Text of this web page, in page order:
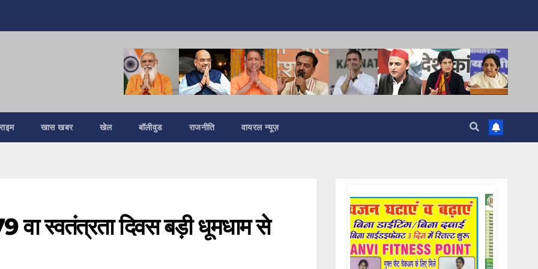
खास खबर खेल बॉलीवुड राजनीति वायरल न्यूज़
वा स्वतंत्रता दिवस बड़ी धूमधाम से